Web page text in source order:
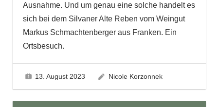
Ausnahme. Und um genau eine solche handelt es
sich bei dem Silvaner Alte Reben vom Weingut
Markus Schmachtenberger aus Franken. Ein
Ortsbesuch.
13. August 2023 Nicole Korzonnek